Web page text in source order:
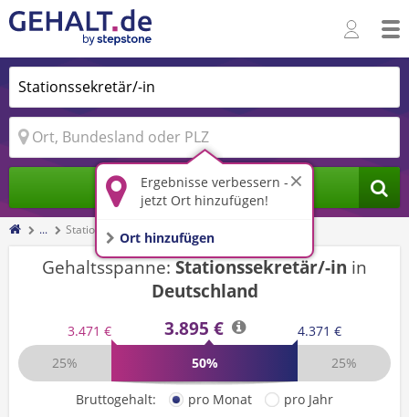
Ergebnisse verbessern -
jetzt Ort hinzufügen!
Ort hinzufügen
Jobs finden
... Stationssekretär/-in
Gehaltsspanne:Stationssekretär/-in in
Deutschland
3.471 € 3.895 €
4.371 €
25%
50% 25%
Bruttogehalt: pro Monat
pro Jahr